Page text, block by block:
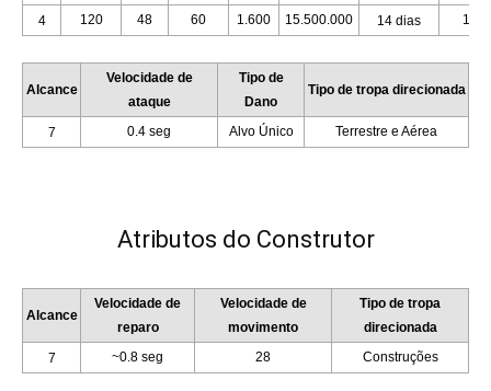
4 120 48 60 1.600 15.500.000 14 dias
Alcance
Velocidade de
ataque
Tipo de
Dano
Tipo de tropa direcionada
7 0.4 seg Alvo Único Terrestre e Aérea
Atributos do Construtor
Alcance
Velocidade de
reparo
Velocidade de
movimento
Tipo de tropa
direcionada
7 ~0.8 seg 28 Construções